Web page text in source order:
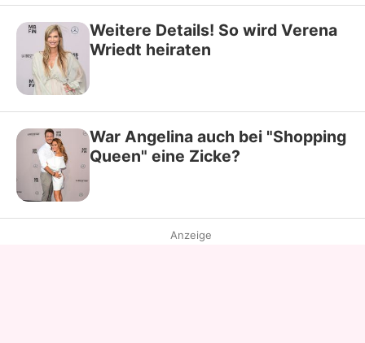
Weitere Details! So wird Verena
Wriedt heiraten
War Angelina auch bei "Shopping
Queen" eine Zicke?
Anzeige